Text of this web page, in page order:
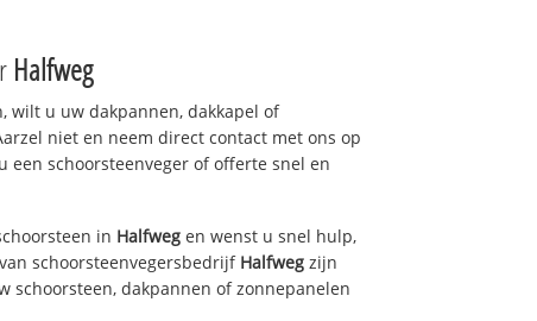
Halfweg
wilt u uw dakpannen, dakkapel of
niet en neem direct contact met ons op
een schoorsteenveger of offerte snel en
in Halfweg en wenst u snel hulp,
schoorsteenvegersbedrijf Halfweg zijn
schoorsteen, dakpannen of zonnepanelen